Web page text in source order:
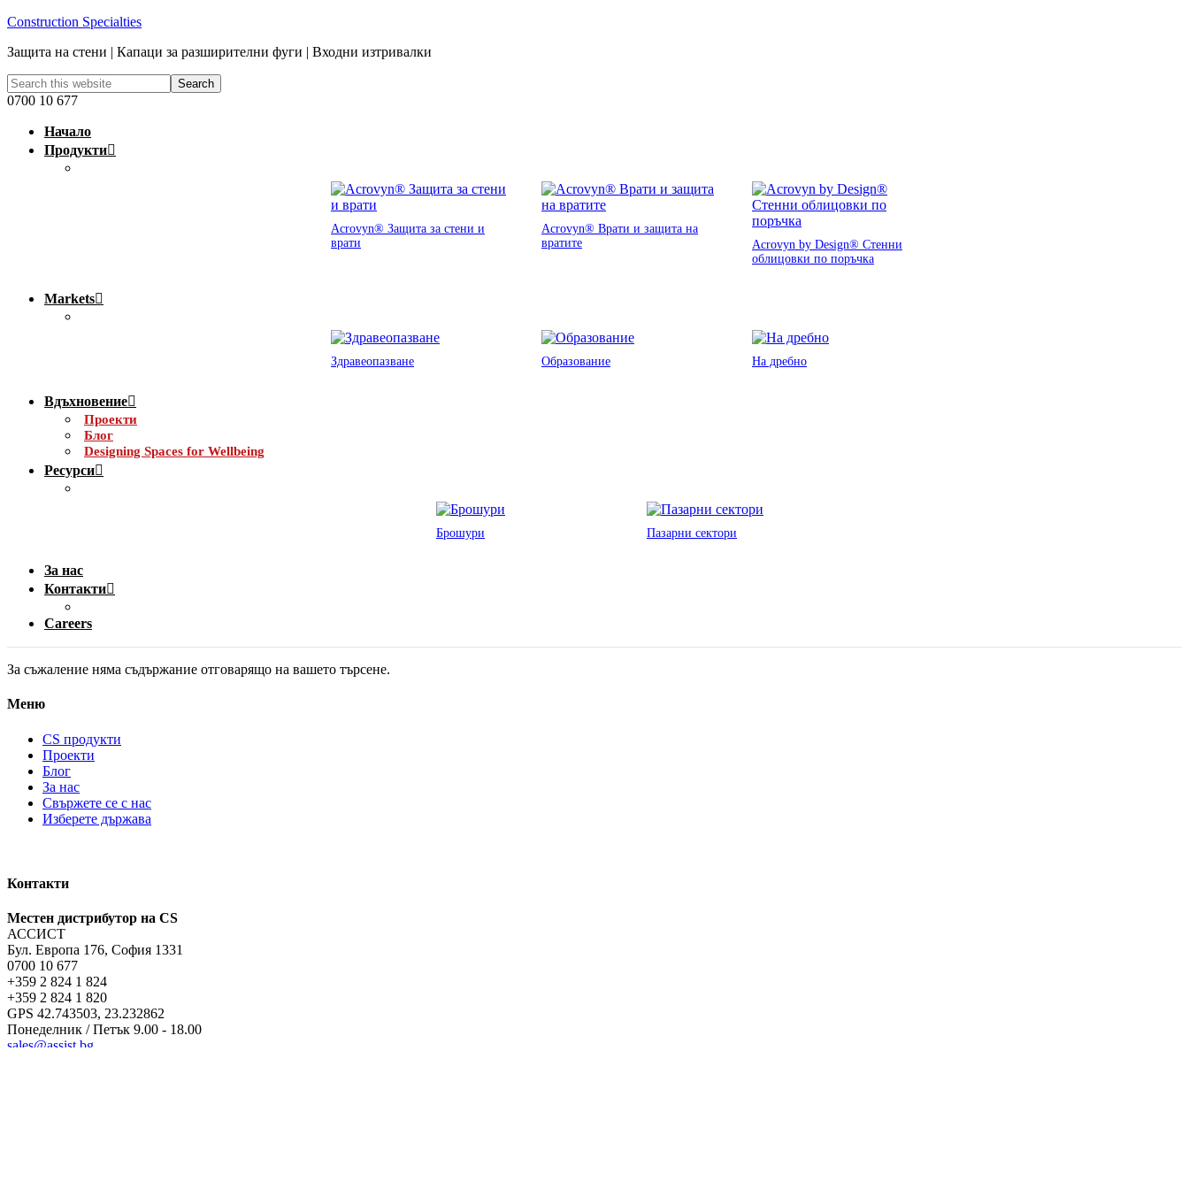
Construction Specialties
Защита на стени | Капаци за разширителни фуги | Входни изтривалки
0700 10 677
Начало
Продукти
Acrovyn® Защита за стени и
врати
Acrovyn® Врати и защита на
вратите
Acrovyn by Design® Стенни
облицовки по поръчка
Markets
Здравеопазване Образование На дребно
Вдъхновение
Проекти
Блог
Designing Spaces for Wellbeing
Ресурси
Брошури Пазарни сектори
За нас
Контакти
Careers
За съжаление няма съдържание отговарящо на вашето търсене.
Меню
CS продукти
Проекти
Блог
За нас
Свържете се с нас
Изберете държава
Контакти
Местен дистрибутор на CS
АССИСТ
Бул. Европа 176, София 1331
0700 10 677
+359 2 824 1 824
+359 2 824 1 820
GPS 42.743503, 23.232862
Понеделник / Петък 9.00 - 18.00
sales@assist.bg